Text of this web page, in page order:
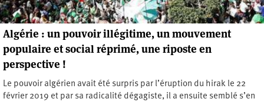
Algérie : un pouvoir illégitime, un mouvement
populaire et social réprimé, une riposte en
perspective !
Le pouvoir algérien avait été surpris par l’éruption du hirak le 22
février 2019 et par sa radicalité dégagiste, il a ensuite semblé s’en